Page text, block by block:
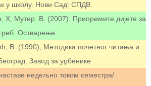
у школу. Нови Сад: СПДВ.
Х, Мутер. В. (2007). Припремите дијете за
Остварење.
В. (1990), Методика почетног читања и
Завод за уџбенике
недељно током семестра/